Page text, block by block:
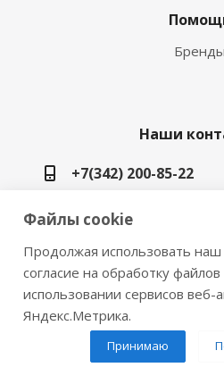
Бренды
Наши
+7(342) 200-85-22
г. Пермь, ул.
2026 © Замки
Файлы cookie
Продолжая использовать
согласие на обработку
использовании сервисов веб-
Яндекс.Метрика.
Принимаю